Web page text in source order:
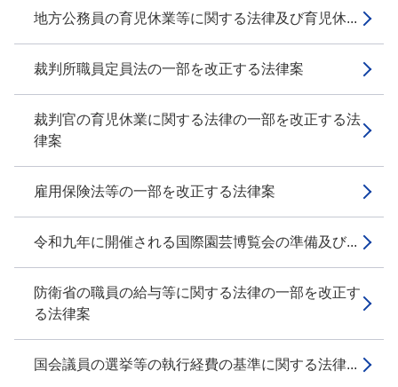
地方公務員の育児休業等に関する法律及び育児休...
裁判所職員定員法の一部を改正する法律案
裁判官の育児休業に関する法律の一部を改正する法
律案
雇用保険法等の一部を改正する法律案
令和九年に開催される国際園芸博覧会の準備及び...
防衛省の職員の給与等に関する法律の一部を改正す
る法律案
国会議員の選挙等の執行経費の基準に関する法律...